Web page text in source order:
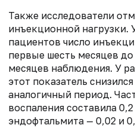
Также исследователи
инъекционной нагрузки.
пациентов число
первые шесть месяцев
месяцев наблюдения. У
этот показатель
аналогичный период.
воспаления составила
эндофтальмита — 0,02 и